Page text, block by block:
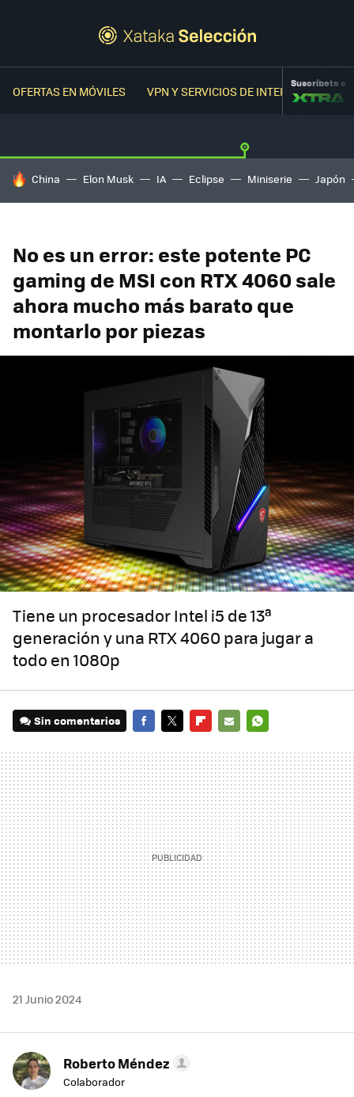
OFERTAS EN MÓVILES VPN Y SERVICIOS DE INTERNETSuscríbete a
HOY SE HABLA DE
China Elon Musk IA Eclipse Miniserie Japón
No es un error: este potente PC
gaming de MSI con RTX 4060 sale
ahora mucho más barato que
montarlo por piezas
Tiene un procesador Intel i5 de 13ª
generación y una RTX 4060 para jugar a
todo en 1080p
Sin comentarios
MAIL
21 Junio 2024
Roberto Méndez
Colaborador